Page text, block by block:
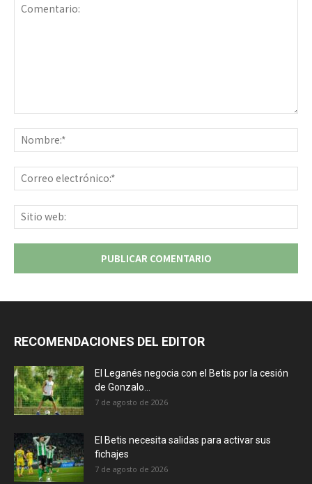
RECOMENDACIONES DEL EDITOR
El Leganés negocia con el Betis por la cesión
de Gonzalo...
7 de agosto de 2026
El Betis necesita salidas para activar sus
fichajes
7 de agosto de 2026